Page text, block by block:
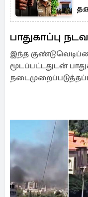
பாதுகாப்பு
இந்த
மூடப்பட்டதுடன்